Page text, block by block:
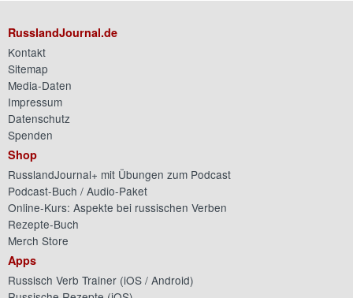
RusslandJournal.de
Kontakt
Sitemap
Media-Daten
Impressum
Datenschutz
Spenden
Shop
RusslandJournal+ mit Übungen zum Podcast
Podcast-Buch / Audio-Paket
Online-Kurs: Aspekte bei russischen Verben
Rezepte-Buch
Merch Store
Apps
Russisch Verb Trainer (iOS / Android)